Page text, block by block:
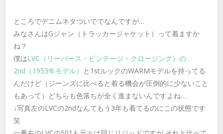
ところでデニムネタついででなんですが…
みなさんはGジャン（トラッカージャケット）って着ますか
ね？
僕はLVC（リーバース・ビンテージ・クロージング）の
2nd（1953年モデル） と1stルックのWARMモデルを持ってる
んだけど（ジーンズに比べると着る機会が圧倒的に少ないこと
もあって）どちらも色落ちが全く進まないんですよね…
↓写真左のLVCの2ndなんてもう3年も着てるのにこの状態です
笑